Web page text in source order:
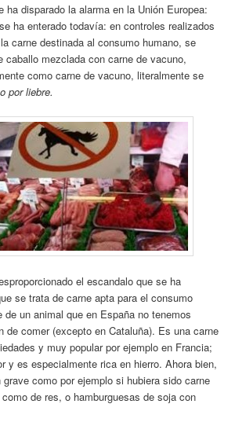
ha disparado la alarma en la Unión Europea:
ha enterado todavía: en controles realizados
carne destinada al consumo humano, se
caballo mezclada con carne de vacuno,
como carne de vacuno, literalmente se
por liebre.
el escandalo que se ha
se trata de carne apta para el consumo
de un animal que en España no tenemos
de comer (excepto en Cataluña). Es una carne
y muy popular por ejemplo en Francia;
y es especialmente rica en hierro. Ahora bien,
grave como por ejemplo si hubiera sido carne
de res, o hamburguesas de soja con